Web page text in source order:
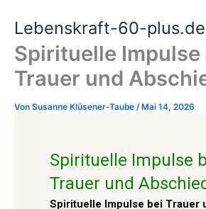
InhaltLebenskraft-60-plus.de
Spirituelle Impulse
Trauer und
Von Susanne Klüsener-Taube / Mai 14, 2026
Spirituelle Impulse
Trauer und
Spirituelle Impulse bei Trauer